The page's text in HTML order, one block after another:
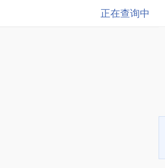
正在查询中